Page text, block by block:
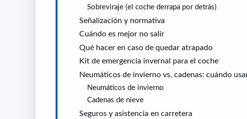
Sobreviraje (el coche derrapa por detrás)
Señalización y normativa
Cuándo es mejor no salir
Qué hacer en caso de quedar atrapado
Kit de emergencia invernal para el coche
Neumáticos de invierno vs. cadenas: cuándo
Neumáticos de invierno
Cadenas de nieve
Seguros y asistencia en carretera